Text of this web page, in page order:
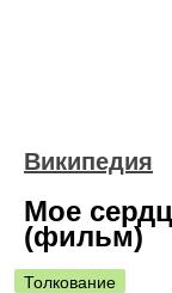
Википедия
Мое
(фильм)
Толкование